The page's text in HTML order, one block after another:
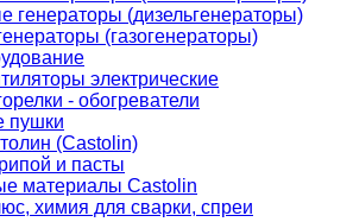
генераторы (дизельгенераторы)
(газогенераторы)
электрические
- обогреватели
пушки
(Castolin)
и пасты
материалы Castolin
химия для сварки, спреи